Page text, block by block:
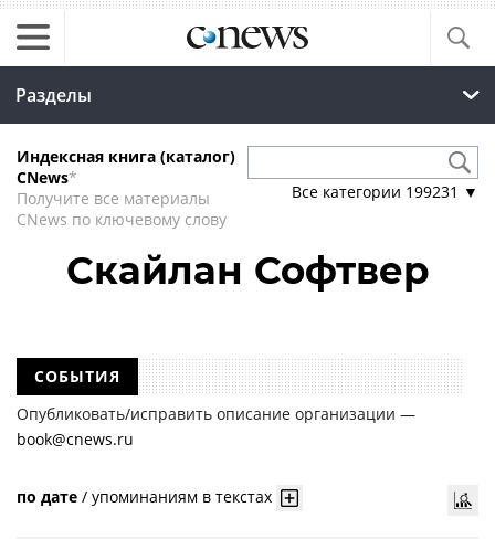
Разделы
Индексная книга (каталог)
CNews*
Получите все материалы
CNews по ключевому слову
Все категории 199231 ▼
Скайлан Софтвер
СОБЫТИЯ
Опубликовать/исправить описание организации —
book@cnews.ru
по дате / упоминаниям в текстах